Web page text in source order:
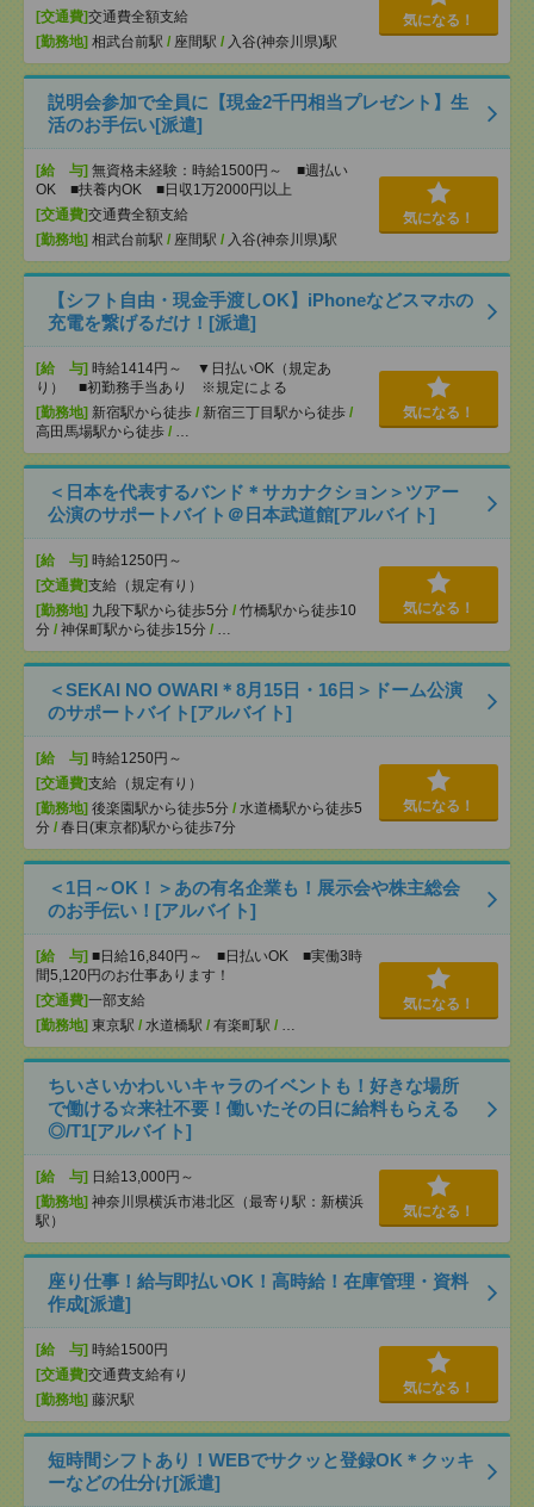
[交通費]交通費全額支給
[勤務地] 相武台前駅 / 座間駅 / 入谷(神奈川県)駅
気になる！
説明会参加で全員に【現金2千円相当プレゼント】生
活のお手伝い[派遣]
[給 与] 無資格未経験：時給1500円～ ■週払い
OK ■扶養内OK ■日収1万2000円以上
[交通費]交通費全額支給
[勤務地] 相武台前駅 / 座間駅 / 入谷(神奈川県)駅
気になる！
【シフト自由・現金手渡しOK】iPhoneなどスマホの
充電を繋げるだけ！[派遣]
[給 与] 時給1414円～ ▼日払いOK（規定あ
り） ■初勤務手当あり ※規定による
[勤務地] 新宿駅から徒歩 / 新宿三丁目駅から徒歩 /
高田馬場駅から徒歩 / …
気になる！
＜日本を代表するバンド＊サカナクション＞ツアー
公演のサポートバイト＠日本武道館[アルバイト]
[給 与] 時給1250円～
[交通費]支給（規定有り）
[勤務地] 九段下駅から徒歩5分 / 竹橋駅から徒歩10
分 / 神保町駅から徒歩15分 / …
気になる！
＜SEKAI NO OWARI＊8月15日・16日＞ドーム公演
のサポートバイト[アルバイト]
[給 与] 時給1250円～
[交通費]支給（規定有り）
[勤務地] 後楽園駅から徒歩5分 / 水道橋駅から徒歩5
分 / 春日(東京都)駅から徒歩7分
気になる！
＜1日～OK！＞あの有名企業も！展示会や株主総会
のお手伝い！[アルバイト]
[給 与] ■日給16,840円～ ■日払いOK ■実働3時
間5,120円のお仕事あります！
[交通費]一部支給
[勤務地] 東京駅 / 水道橋駅 / 有楽町駅 / …
気になる！
ちいさいかわいいキャラのイベントも！好きな場所
で働ける☆来社不要！働いたその日に給料もらえる
◎/T1[アルバイト]
[給 与] 日給13,000円～
[勤務地] 神奈川県横浜市港北区（最寄り駅：新横浜
駅）
気になる！
座り仕事！給与即払いOK！高時給！在庫管理・資料
作成[派遣]
[給 与] 時給1500円
[交通費]交通費支給有り
[勤務地] 藤沢駅
気になる！
短時間シフトあり！WEBでサクッと登録OK＊クッキ
ーなどの仕分け[派遣]